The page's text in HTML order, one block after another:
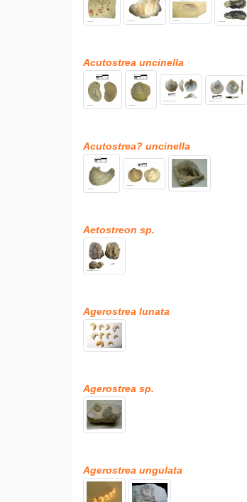
Acutostrea uncinella
Acutostrea? uncinella
Aetostreon sp.
Agerostrea lunata
Agerostrea sp.
Agerostrea ungulata